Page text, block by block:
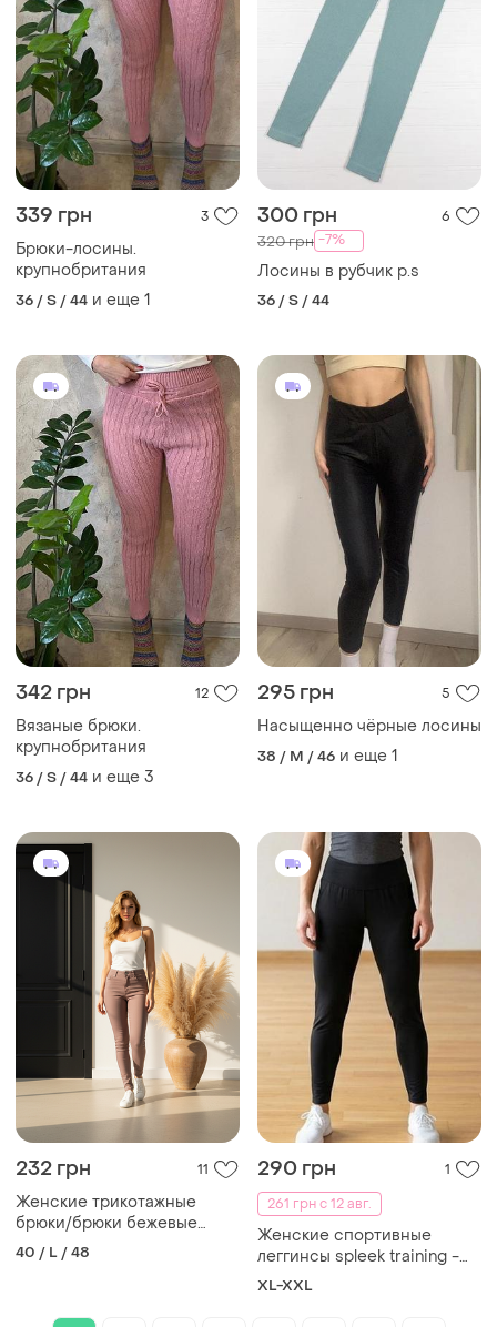
339 грн 3
Брюки-лосины.
крупнобритания
36 / S / 44 и еще 1
300 грн 6
320 грн -7%
Лосины в рубчик р.s
36 / S / 44
342 грн 12
Вязаные брюки.
крупнобритания
36 / S / 44 и еще 3
295 грн 5
Насыщенно чёрные лосины
38 / M / 46 и еще 1
232 грн 11
Женские трикотажные
брюки/брюки бежевые
скини плотные имитация
джинсов
40 / L / 48
290 грн
1
261 грн с 12 авг.
Женские спортивные
леггинсы spleek training -
комфорт и эластичность
XL-XXL